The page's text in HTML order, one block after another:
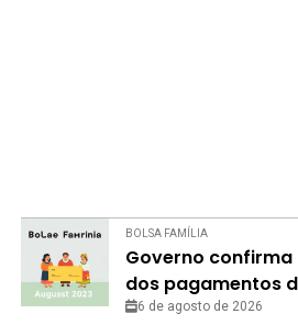
BOLSA FAMÍLIA
Governo
dos pagamentos
agosto
6 de agosto de 2026